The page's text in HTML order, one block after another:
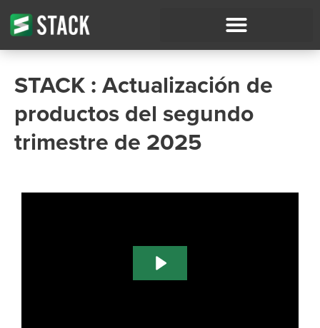
STACK : Actualización de
productos del segundo
trimestre de 2025